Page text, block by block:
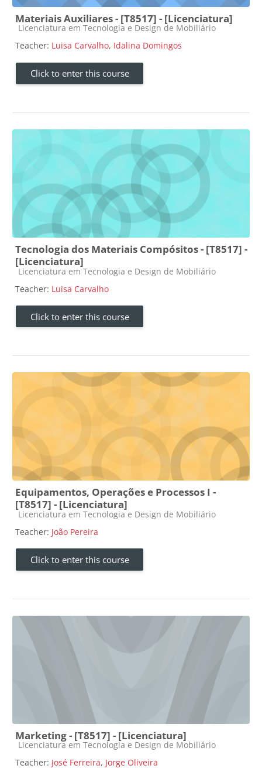
Materiais Auxiliares - [T8517] - [Licenciatura]
Course category
Licenciatura em Tecnologia e Design de Mobiliário
Teacher: Luisa Carvalho, Idalina Domingos
Click to enter this course
Tecnologia dos Materiais Compósitos - [T8517] -
[Licenciatura]
Course category
Licenciatura em Tecnologia e Design de Mobiliário
Teacher: Luisa Carvalho
Click to enter this course
Equipamentos, Operações e Processos I -
[T8517] - [Licenciatura]
Course category
Licenciatura em Tecnologia e Design de Mobiliário
Teacher: João Pereira
Click to enter this course
Marketing - [T8517] - [Licenciatura]
Course category
Licenciatura em Tecnologia e Design de Mobiliário
Teacher: José Ferreira, Jorge Oliveira